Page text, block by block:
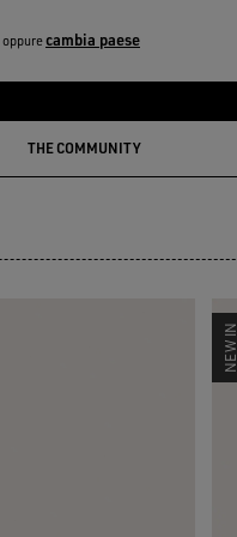
oppurecambia paese
THE COMMUNITY
NEW IN